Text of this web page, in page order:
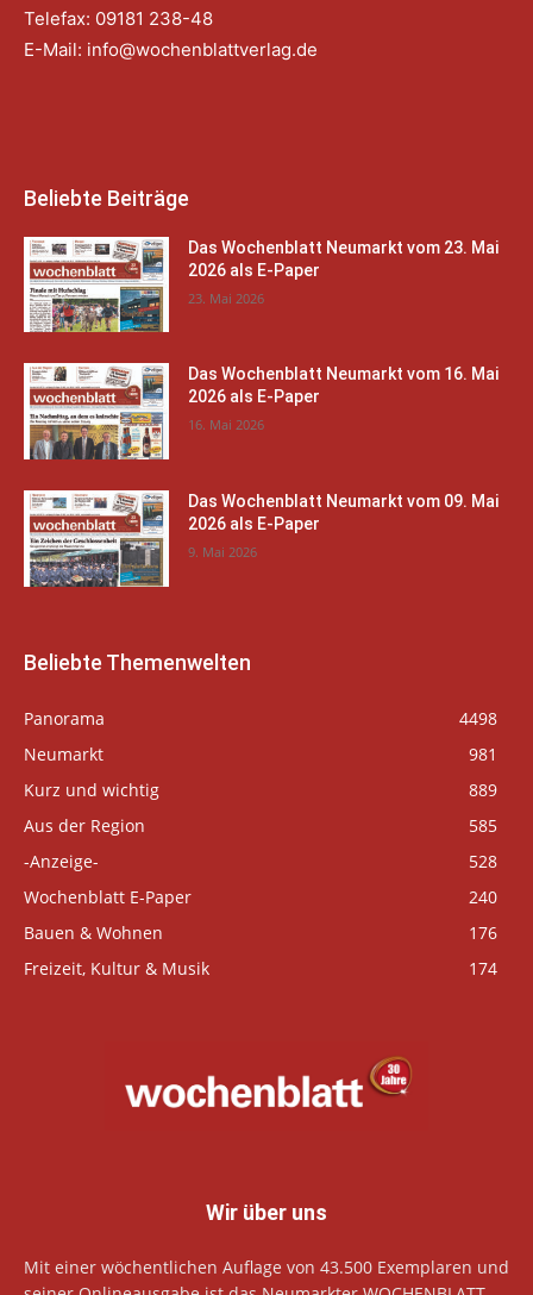
Telefax: 09181 238-48
E-Mail: info@wochenblattverlag.de
Beliebte Beiträge
Das Wochenblatt Neumarkt vom 23. Mai
2026 als E-Paper
23. Mai 2026
Das Wochenblatt Neumarkt vom 16. Mai
2026 als E-Paper
16. Mai 2026
Das Wochenblatt Neumarkt vom 09. Mai
2026 als E-Paper
9. Mai 2026
Beliebte Themenwelten
Panorama
4498
Neumarkt
981
Kurz und wichtig
889
Aus der Region
585
-Anzeige-
528
Wochenblatt E-Paper
240
Bauen & Wohnen
176
Freizeit, Kultur & Musik
174
Wir über uns
Mit einer wöchentlichen Auflage von 43.500 Exemplaren und